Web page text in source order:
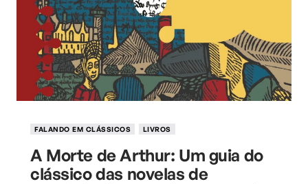
FALANDO EM CLÁSSICOS LIVROS
A Morte de Arthur: Um guia do
clássico das novelas de